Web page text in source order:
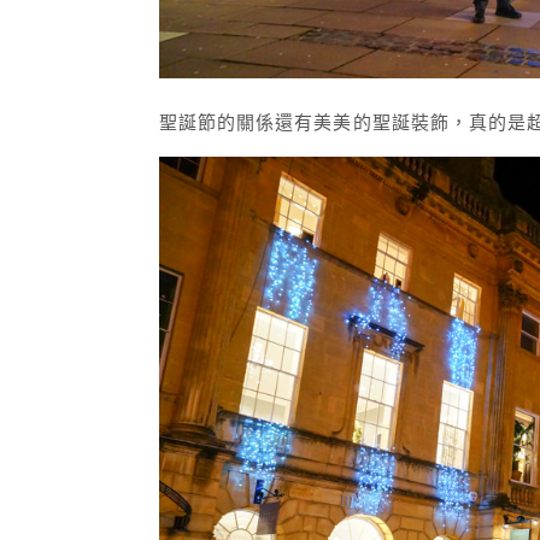
聖誕節的關係還有美美的聖誕裝飾，真的是